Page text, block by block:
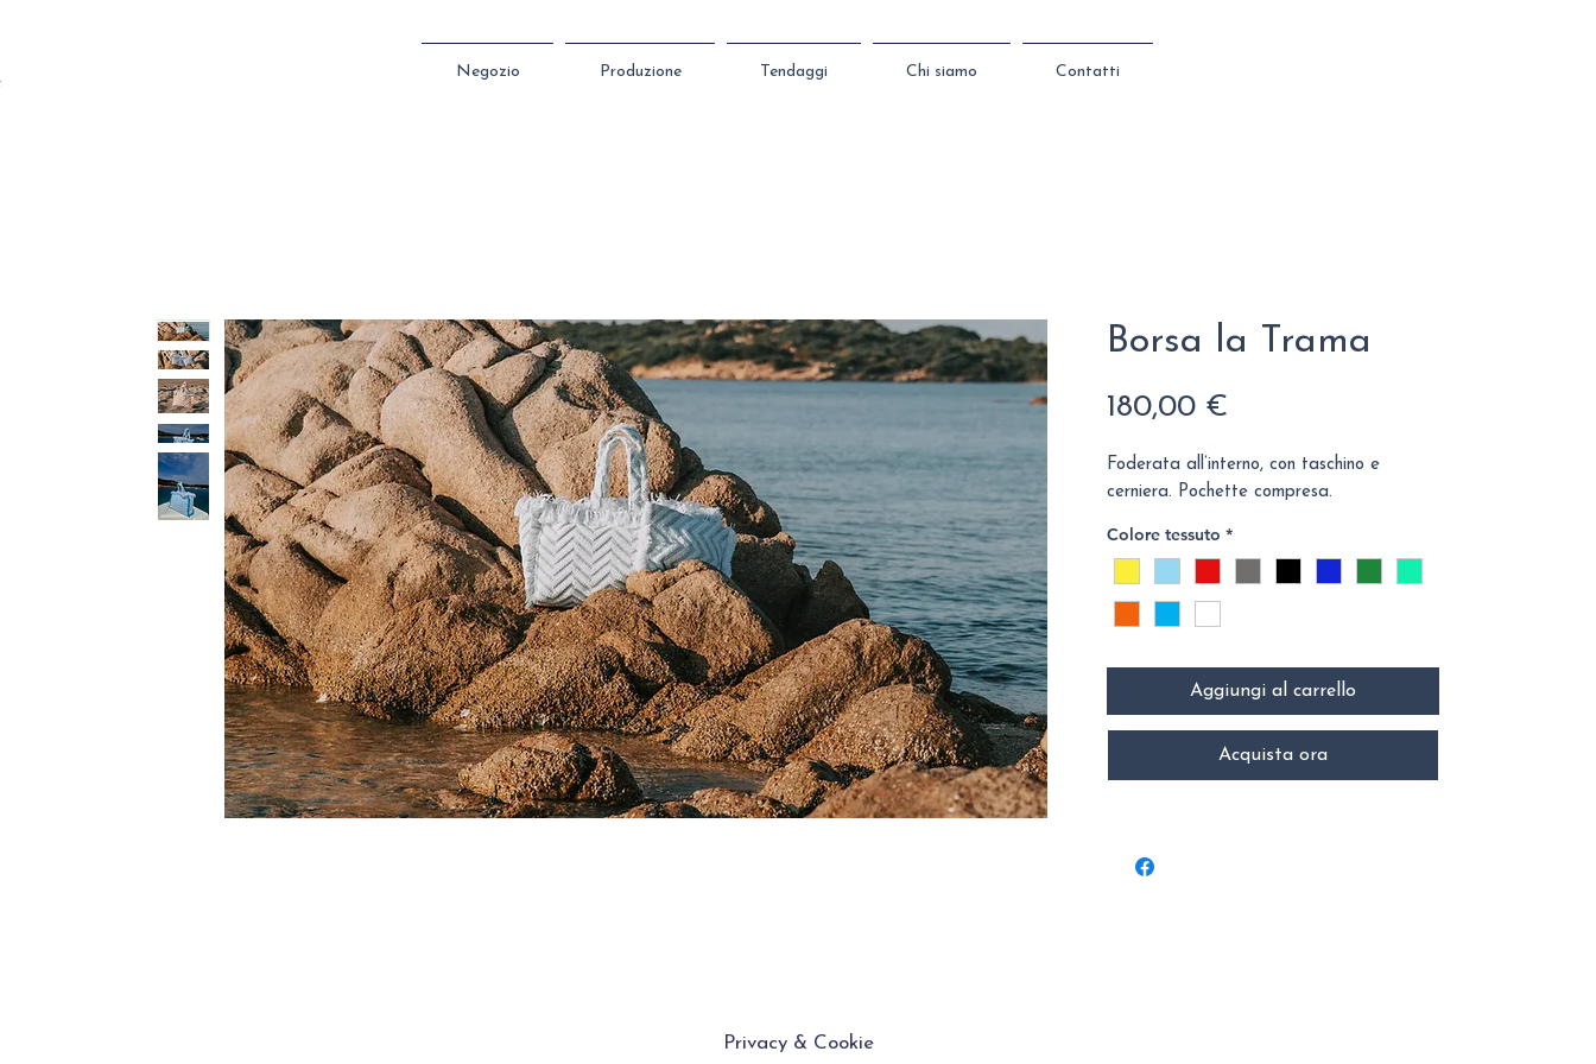
Negozio Produzione Tendaggi Chi siamo Contatti
Borsa la Trama
180,00 €
Foderata all’interno, con taschino e
cerniera. Pochette compresa.
Colore tessuto *
Aggiungi al carrello
Acquista ora
Privacy & Cookie